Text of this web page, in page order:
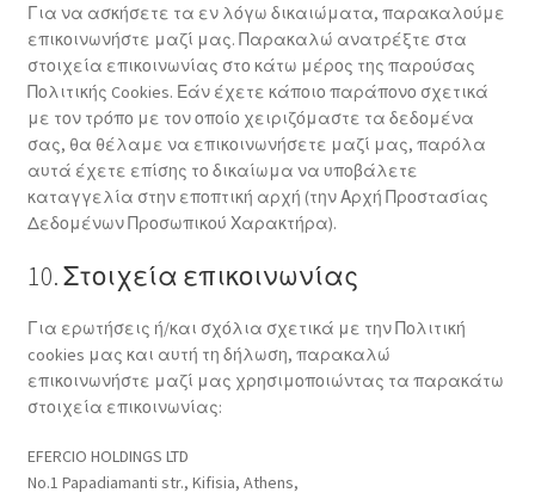
Για να ασκήσετε τα εν λόγω δικαιώματα, παρακαλούμε
επικοινωνήστε μαζί μας. Παρακαλώ ανατρέξτε στα
στοιχεία επικοινωνίας στο κάτω μέρος της παρούσας
Πολιτικής Cookies. Εάν έχετε κάποιο παράπονο σχετικά
με τον τρόπο με τον οποίο χειριζόμαστε τα δεδομένα
σας, θα θέλαμε να επικοινωνήσετε μαζί μας, παρόλα
αυτά έχετε επίσης το δικαίωμα να υποβάλετε
καταγγελία στην εποπτική αρχή (την Αρχή Προστασίας
Δεδομένων Προσωπικού Χαρακτήρα).
10. Στοιχεία επικοινωνίας
Για ερωτήσεις ή/και σχόλια σχετικά με την Πολιτική
cookies μας και αυτή τη δήλωση, παρακαλώ
επικοινωνήστε μαζί μας χρησιμοποιώντας τα παρακάτω
στοιχεία επικοινωνίας:
EFERCIO HOLDINGS LTD
No.1 Papadiamanti str., Kifisia, Athens,